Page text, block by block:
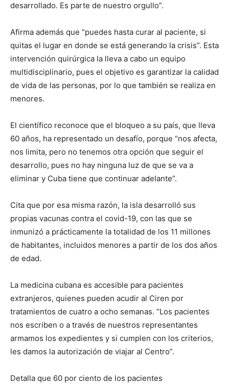
desarrollado. Es parte de nuestro orgullo”.
Afirma además que “puedes hasta curar al paciente, si
quitas el lugar en donde se está generando la crisis”. Esta
intervención quirúrgica la lleva a cabo un equipo
multidisciplinario, pues el objetivo es garantizar la calidad
de vida de las personas, por lo que también se realiza en
menores.
El científico reconoce que el bloqueo a su país, que lleva
60 años, ha representado un desafío, porque “nos afecta,
nos limita, pero no tenemos otra opción que seguir el
desarrollo, pues no hay ninguna luz de que se va a
eliminar y Cuba tiene que continuar adelante”.
Cita que por esa misma razón, la isla desarrolló sus
propias vacunas contra el covid-19, con las que se
inmunizó a prácticamente la totalidad de los 11 millones
de habitantes, incluidos menores a partir de los dos años
de edad.
La medicina cubana es accesible para pacientes
extranjeros, quienes pueden acudir al Ciren por
tratamientos de cuatro a ocho semanas. “Los pacientes
nos escriben o a través de nuestros representantes
armamos los expedientes y si cumplen con los criterios,
les damos la autorización de viajar al Centro”.
Detalla que 60 por ciento de los pacientes